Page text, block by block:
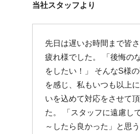
当社スタッフより
先日は遅いお時間まで皆
疲れ様でした。 「後悔の
をしたい！」 そんなS様
を感じ、私もいつも以上
いを込めて対応をさせて
た。 「スタッフに遠慮し
～したら良かった」と思